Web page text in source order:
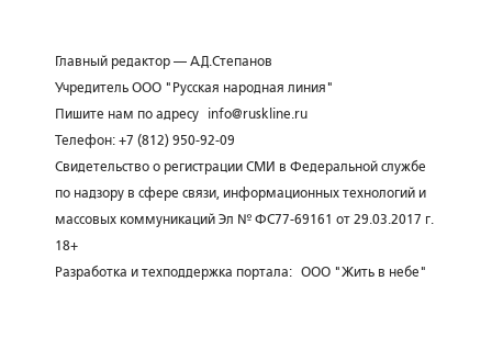
Главный редактор — А.Д.Степанов
Учредитель ООО "Русская народная линия"
Пишите нам по адресу
info@ruskline.ru
Телефон: +7 (812) 950-92-09
Свидетельство о регистрации СМИ в Федеральной службе
по надзору в сфере связи, информационных технологий и
массовых коммуникаций Эл № ФС77-69161 от 29.03.2017 г.
18+
Разработка и техподдержка портала: ООО "Жить в небе"